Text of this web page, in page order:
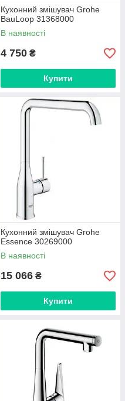
Кухонний змішувач Grohe
BauLoop 31368000
В наявності
4 750 ₴
Купити
Кухонний змішувач Grohe
Essence 30269000
В наявності
15 066 ₴
Купити